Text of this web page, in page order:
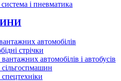
і пневматика
автомобілів
стрічки
автомобілів і автобусів